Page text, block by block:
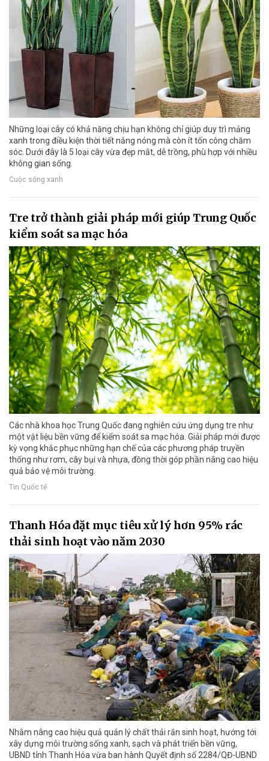
Những loại cây có khả năng chịu hạn không chỉ giúp duy trì mảng
xanh trong điều kiện thời tiết nắng nóng mà còn ít tốn công chăm
sóc. Dưới đây là 5 loại cây vừa đẹp mắt, dễ trồng, phù hợp với nhiều
không gian sống.
Cuộc sống xanh
Tre trở thành giải pháp mới giúp Trung Quốc
kiểm soát sa mạc hóa
Các nhà khoa học Trung Quốc đang nghiên cứu ứng dụng tre như
một vật liệu bền vững để kiểm soát sa mạc hóa. Giải pháp mới được
kỳ vọng khắc phục những hạn chế của các phương pháp truyền
thống như rơm, cây bụi và nhựa, đồng thời góp phần nâng cao hiệu
quả bảo vệ môi trường.
Tin Quốc tế
Thanh Hóa đặt mục tiêu xử lý hơn 95% rác
thải sinh hoạt vào năm 2030
Nhằm nâng cao hiệu quả quản lý chất thải rắn sinh hoạt, hướng tới
xây dựng môi trường sống xanh, sạch và phát triển bền vững,
UBND tỉnh Thanh Hóa vừa ban hành Quyết định số 2284/QĐ-UBND